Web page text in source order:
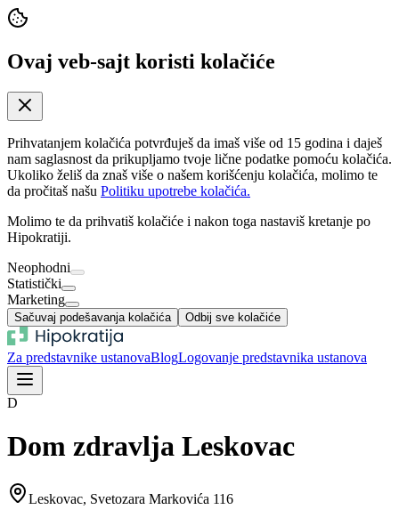
Ovaj veb-sajt koristi kolačiće
Prihvatanjem kolačića potvrđuješ da imaš više od 15 godina i daješ
nam saglasnost da prikupljamo tvoje lične podatke pomoću kolačića.
Ukoliko želiš da znaš više o našem korišćenju kolačića, molimo te
da pročitaš našu Politiku upotrebe kolačića.
Molimo te da prihvatiš kolačiće i nakon toga nastaviš kretanje po
Hipokratiji.
Neophodni
Statistički
Marketing
Sačuvaj podešavanja kolačića Odbij sve kolačiće
Za predstavnike ustanovaBlogLogovanje predstavnika ustanova
D
Dom zdravlja Leskovac
Leskovac, Svetozara Markovića 116